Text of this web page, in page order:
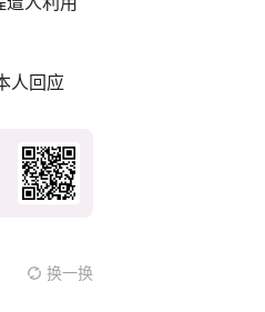
人回应
换一换